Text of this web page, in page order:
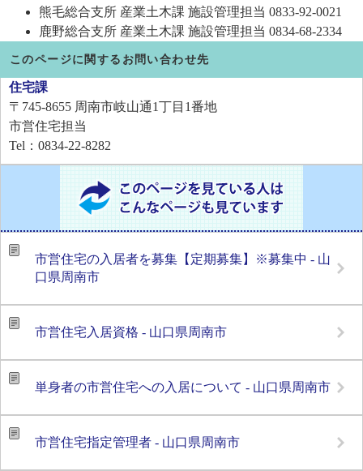
熊毛総合支所 産業土木課 施設管理担当 0833‐92‐0021
鹿野総合支所 産業土木課 施設管理担当 0834‐68‐2334
このページに関するお問い合わせ先
住宅課
〒745-8655 周南市岐山通1丁目1番地
市営住宅担当
Tel：0834-22-8282
市営住宅の入居者を募集【定期募集】※募集中 - 山
口県周南市
市営住宅入居資格 - 山口県周南市
単身者の市営住宅への入居について - 山口県周南市
市営住宅指定管理者 - 山口県周南市